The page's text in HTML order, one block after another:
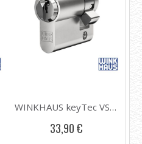
WINKHAUS keyTec VSX Halbzylinder Typ 02, ab Länge 30/10
33,90 €